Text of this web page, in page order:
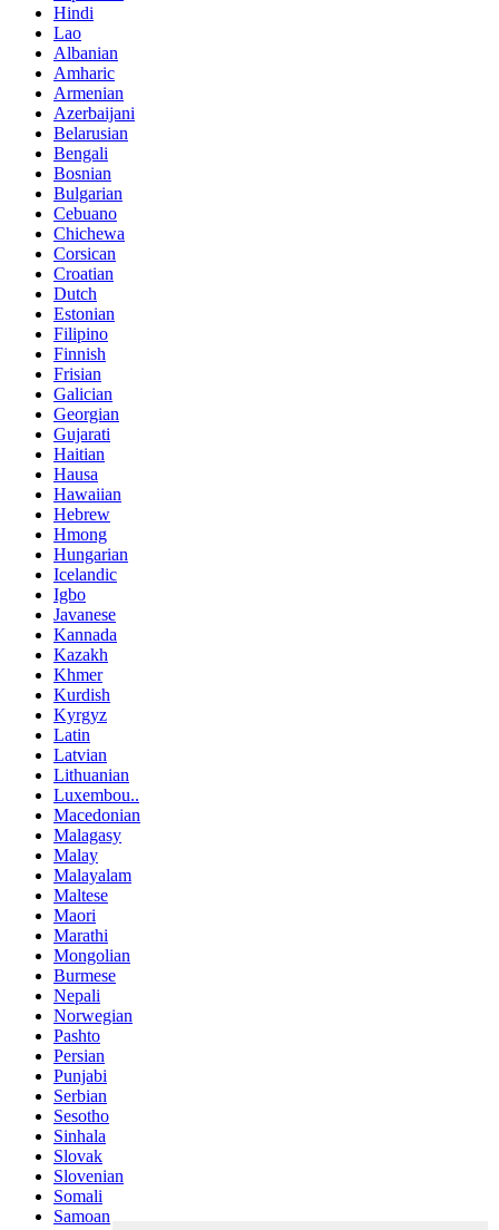
Hindi
Lao
Albanian
Amharic
Armenian
Azerbaijani
Belarusian
Bengali
Bosnian
Bulgarian
Cebuano
Chichewa
Corsican
Croatian
Dutch
Estonian
Filipino
Finnish
Frisian
Galician
Georgian
Gujarati
Haitian
Hausa
Hawaiian
Hebrew
Hmong
Hungarian
Icelandic
Igbo
Javanese
Kannada
Kazakh
Khmer
Kurdish
Kyrgyz
Latin
Latvian
Lithuanian
Luxembou..
Macedonian
Malagasy
Malay
Malayalam
Maltese
Maori
Marathi
Mongolian
Burmese
Nepali
Norwegian
Pashto
Persian
Punjabi
Serbian
Sesotho
Sinhala
Slovak
Slovenian
Somali
Samoan